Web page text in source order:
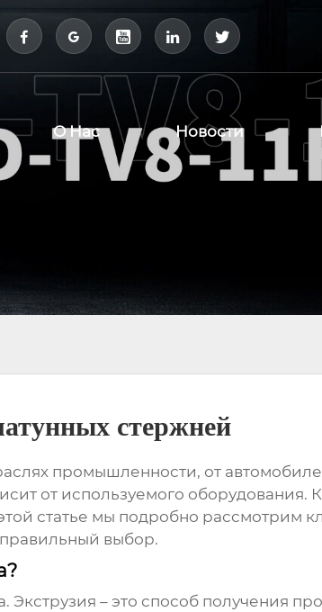
    
О Нас Новости
стержней
промышленности, от
от используемого оборудования.
статье мы подробно рассмотрим
выбор.
– это способ получения